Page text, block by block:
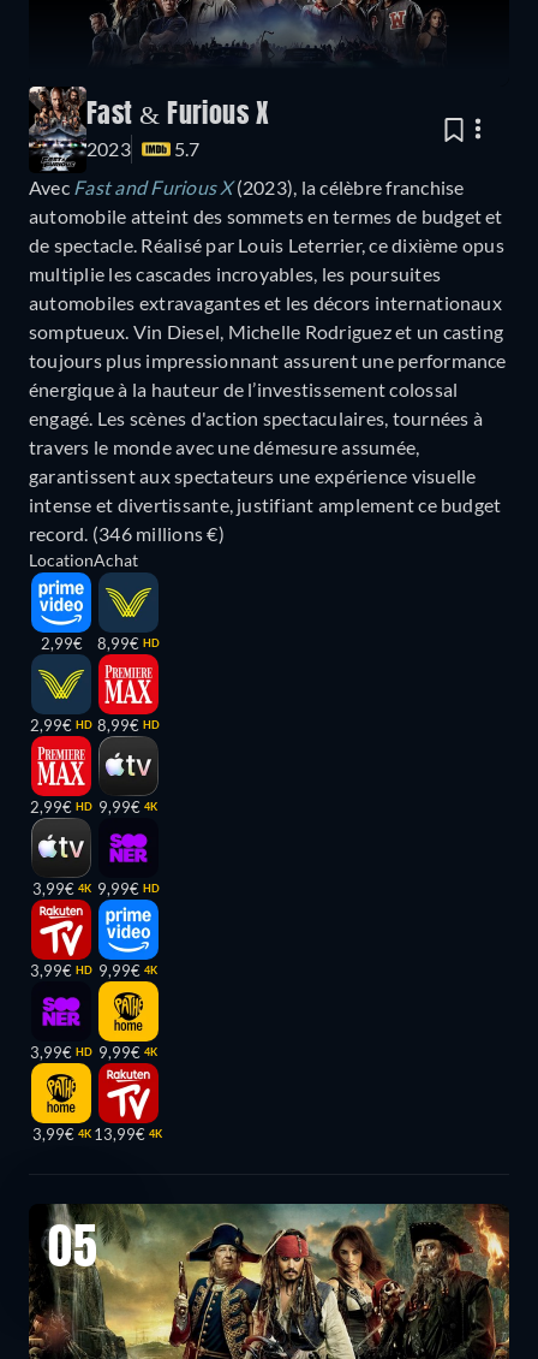
Fast & Furious X
2023
5.7
Avec Fast and Furious X(2023), la célèbre franchise
automobile atteint des sommets en termes de budget et
de spectacle. Réalisé par Louis Leterrier, ce dixième opus
multiplie les cascades incroyables, les poursuites
automobiles extravagantes et les décors internationaux
somptueux. Vin Diesel, Michelle Rodriguez et un casting
toujours plus impressionnant assurent une performance
énergique à la hauteur de l’investissement colossal
engagé. Les scènes d'action spectaculaires, tournées à
travers le monde avec une démesure assumée,
garantissent aux spectateurs une expérience visuelle
intense et divertissante, justifiant amplement ce budget
record. (346 millions €)
Location
2,99€
2,99€ HD
2,99€ HD
3,99€ 4K
3,99€ HD
3,99€ HD
3,99€ 4K
Achat
8,99€ HD
8,99€ HD
9,99€ 4K
9,99€ HD
9,99€ 4K
9,99€ 4K
13,99€ 4K
05